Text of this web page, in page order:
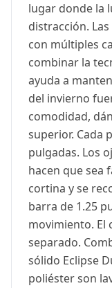
lugar donde la
distracción.
con múltiples
combinar la
ayuda a
del invierno
comodidad,
superior. Cada
pulgadas. Los
hacen que sea
cortina y se
barra de 1.25
movimiento. El
separado.
sólido Eclipse
poliéster son